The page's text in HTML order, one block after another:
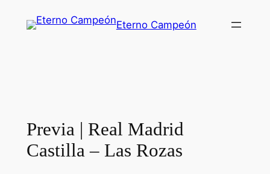
Eterno Campeón
Previa | Real Madrid
Castilla – Las Rozas